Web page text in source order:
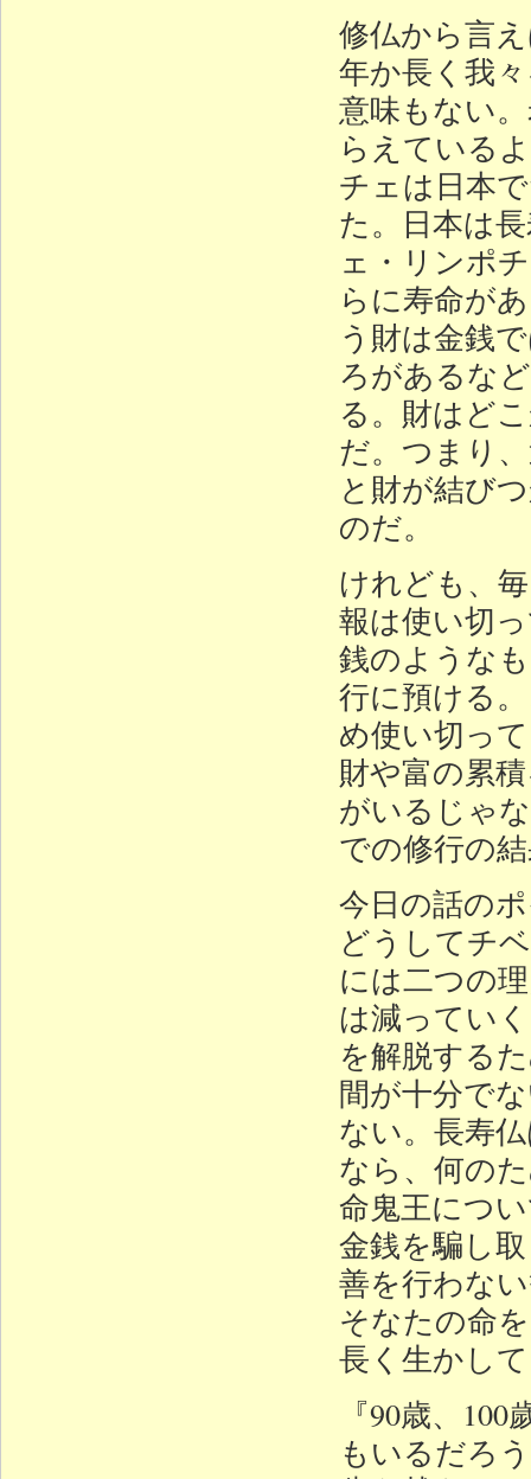
修仏から言
年か長く我
意味もない
らえている
チェは日本
た。日本は
ェ・リンポ
らに寿命が
う財は金銭
ろがあるな
る。財はど
だ。つまり
と財が結び
のだ。
けれども、
報は使い切
銭のような
行に預ける
め使い切っ
財や富の累
がいるじゃ
での修行の
今日の話の
どうしてチ
には二つの
は減ってい
を解脱する
間が十分で
ない。長寿
なら、何の
命鬼王につ
金銭を騙し
善を行わな
そなたの命
長く生かし
『90歳、
もいるだろ